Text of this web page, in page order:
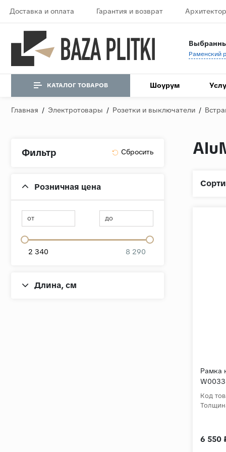
Доставка и оплата Гарантия и возврат
КАТАЛОГ ТОВАРОВ Шоурум
Главная / Электротовары / Розетки и выключатели /
Фильтр
Розничная цена
от до
2 340 8 290
Длина, cм
Рамка
Код
6 550